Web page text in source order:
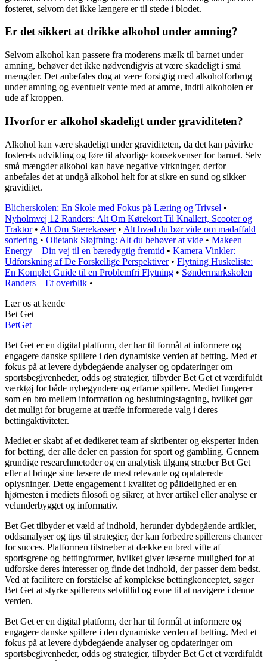
fosteret, selvom det ikke længere er til stede i blodet.
Er det sikkert at drikke alkohol under amning?
Selvom alkohol kan passere fra moderens mælk til barnet under
amning, behøver det ikke nødvendigvis at være skadeligt i små
mængder. Det anbefales dog at være forsigtig med alkoholforbrug
under amning og eventuelt vente med at amme, indtil alkoholen er
ude af kroppen.
Hvorfor er alkohol skadeligt under graviditeten?
Alkohol kan være skadeligt under graviditeten, da det kan påvirke
fosterets udvikling og føre til alvorlige konsekvenser for barnet. Selv
små mængder alkohol kan have negative virkninger, derfor
anbefales det at undgå alkohol helt for at sikre en sund og sikker
graviditet.
Blicherskolen: En Skole med Fokus på Læring og Trivsel •
Nyholmvej 12 Randers: Alt Om Kørekort Til Knallert, Scooter og
Traktor• Alt Om Stærekasser• Alt hvad du bør vide om madaffald
sortering • Olietank Sløjfning: Alt du behøver at vide • Makeen
Energy – Din vej til en bæredygtig fremtid • Kamera Vinkler:
Udforskning af De Forskellige Perspektiver• Flytning Huskeliste:
En Komplet Guide til en Problemfri Flytning • Søndermarkskolen
Randers – Et overblik •
Lær os at kende
Bet Get
BetGet
Bet Get er en digital platform, der har til formål at informere og
engagere danske spillere i den dynamiske verden af betting. Med et
fokus på at levere dybdegående analyser og opdateringer om
sportsbegivenheder, odds og strategier, tilbyder Bet Get et værdifuldt
værktøj for både nybegyndere og erfarne spillere. Mediet fungerer
som en bro mellem information og beslutningstagning, hvilket gør
det muligt for brugerne at træffe informerede valg i deres
bettingaktiviteter.
Mediet er skabt af et dedikeret team af skribenter og eksperter inden
for betting, der alle deler en passion for sport og gambling. Gennem
grundige researchmetoder og en analytisk tilgang stræber Bet Get
efter at bringe sine læsere de mest relevante og opdaterede
oplysninger. Dette engagement i kvalitet og pålidelighed er en
hjørnesten i mediets filosofi og sikrer, at hver artikel eller analyse er
velunderbygget og informativ.
Bet Get tilbyder et væld af indhold, herunder dybdegående artikler,
oddsanalyser og tips til strategier, der kan forbedre spillerens chancer
for succes. Platformen tilstræber at dække en bred vifte af
sportsgrene og bettingformer, hvilket giver læserne mulighed for at
udforske deres interesser og finde det indhold, der passer dem bedst.
Ved at facilitere en forståelse af komplekse bettingkonceptet, søger
Bet Get at styrke spillerens selvtillid og evne til at navigere i denne
verden.
Bet Get er en digital platform, der har til formål at informere og
engagere danske spillere i den dynamiske verden af betting. Med et
fokus på at levere dybdegående analyser og opdateringer om
sportsbegivenheder, odds og strategier, tilbyder Bet Get et værdifuldt